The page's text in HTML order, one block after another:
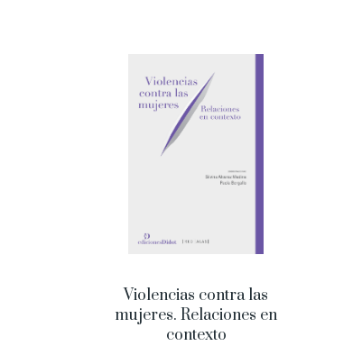
Violencias contra las
mujeres. Relaciones en
contexto